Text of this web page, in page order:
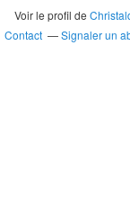
Voir le profil de
Contact
Signaler un